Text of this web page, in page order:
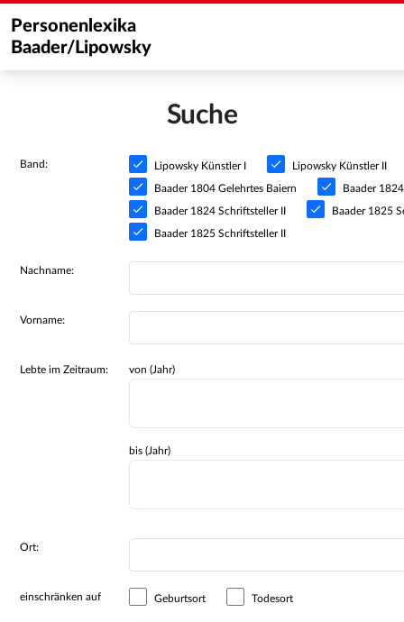
Personenlexika
Baader/Lipowsky
Suche
Band: Lipowsky Künstler I Lipowsky Künstler II
Baader 1804 Gelehrtes Baiern Baader
Baader 1824 Schriftsteller II Baader 1825
Baader 1825 Schriftsteller II
Nachname:
Vorname:
Lebte im Zeitraum: von (Jahr)
bis (Jahr)
Ort:
einschränken auf Geburtsort Todesort